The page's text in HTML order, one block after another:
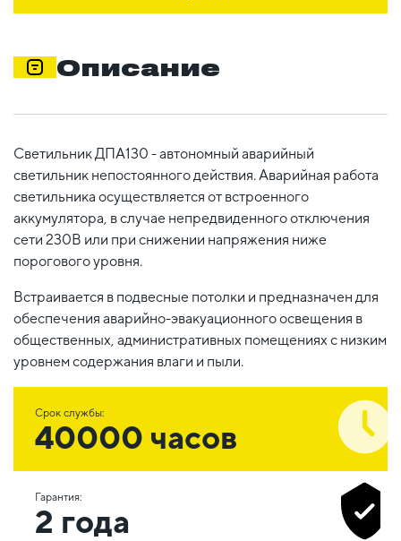
Описание
Светильник ДПА130 - автономный аварийный
светильник непостоянного действия. Аварийная работа
светильника осуществляется от встроенного
аккумулятора, в случае непредвиденного отключения
сети 230В или при снижении напряжения ниже
порогового уровня.
Встраивается в подвесные потолки и предназначен для
обеспечения аварийно-эвакуационного освещения в
общественных, административных помещениях с низким
уровнем содержания влаги и пыли.
Срок службы:
40000 часов
Гарантия:
2 года